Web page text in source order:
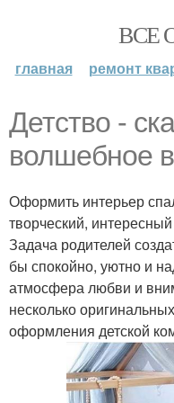
ВСЕ
главная ремонт
Детство -
волшебное
Оформить интерьер
творческий,
Задача родителей
бы спокойно, уютно и
атмосфера любви и
несколько
оформления детской